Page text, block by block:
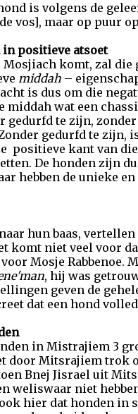
is volgens de
vos], maar op puur
in positieve atsoet
komt, zal
middah –
is dus om die
middah wat een
gedurfd te zijn,
gedurfd te zijn,
positieve kant van
De honden zijn
hebben de unieke
hun baas,
komt niet veel voor
Mosje Rabbenoe.
, hij was
geven de
dat een hond
in Mistrajiem 3
door Mitsrajiem trok
Bnej Jisrael uit
weliswaar niet
hier dat honden